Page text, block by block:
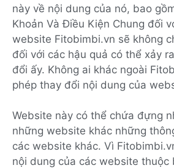
này về nội dung của nó, bao
Khoản Và Điều Kiện Chung đối
website Fitobimbi.vn sẽ không
đối với các hậu quả có thể xảy
đổi ấy. Không ai khác ngoài
phép thay đổi nội dung của
Website này có thể chứa đựng
những website khác những
các website khác. Vì
nội dung của các website thuộc